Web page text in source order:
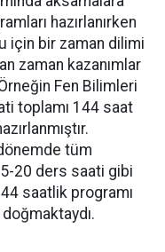
hazırlanırken
için bir zaman dilimi
zaman kazanımlar
Fen Bilimleri
toplamı 144 saat
tüm
20 ders saati gibi
saatlik programı